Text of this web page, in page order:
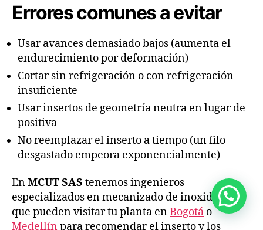
Errores comunes a evitar
Usar avances demasiado bajos (aumenta el
endurecimiento por deformación)
Cortar sin refrigeración o con refrigeración
insuficiente
Usar insertos de geometría neutra en lugar de
positiva
No reemplazar el inserto a tiempo (un filo
desgastado empeora exponencialmente)
EnMCUT SAS tenemos ingenieros
especializados en mecanizado de inoxidable
que pueden visitar tu planta enBogotá o
Medellín para recomendar el inserto y los
💬 ¿En qué podemos ayudarte?